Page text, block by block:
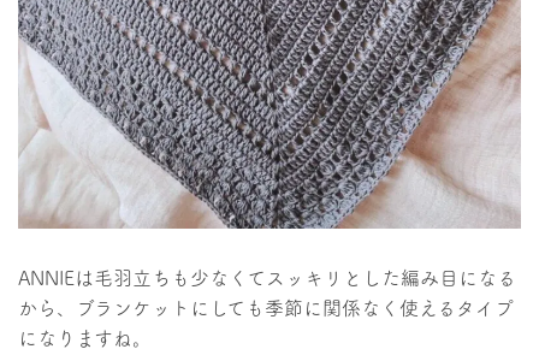
ANNIEは毛羽立ちも少なくてスッキリとした編み目になる
から、ブランケットにしても季節に関係なく使えるタイプ
になりますね。